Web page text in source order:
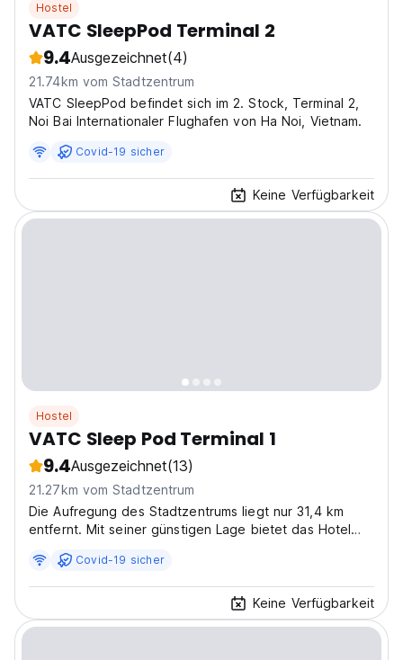
Hostel
VATC SleepPod Terminal 2
9.4Ausgezeichnet(4)
21.74km vom Stadtzentrum
VATC SleepPod befindet sich im 2. Stock, Terminal 2,
Noi Bai Internationaler Flughafen von Ha Noi, Vietnam.
Covid-19 sicher
Keine Verfügbarkeit
Hostel
VATC Sleep Pod Terminal 1
9.4Ausgezeichnet(13)
21.27km vom Stadtzentrum
Die Aufregung des Stadtzentrums liegt nur 31,4 km
entfernt. Mit seiner günstigen Lage bietet das Hotel
Covid-19 sicher
Keine Verfügbarkeit